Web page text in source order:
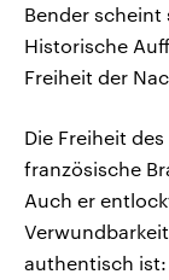
Bender
Historische
Freiheit der
Die Freiheit
französische
Auch er
authentisch